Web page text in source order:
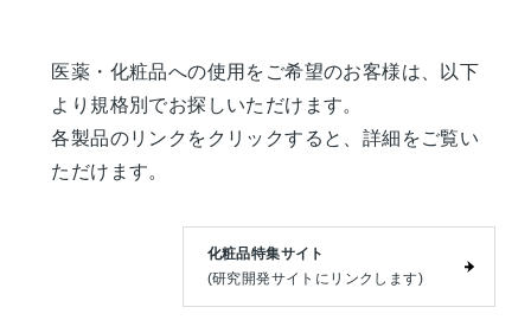
医薬・化粧品への使用をご希望のお客様は、以下
より規格別でお探しいただけます。
各製品のリンクをクリックすると、詳細をご覧い
ただけます。
化粧品特集サイト
(研究開発サイトにリンクします)